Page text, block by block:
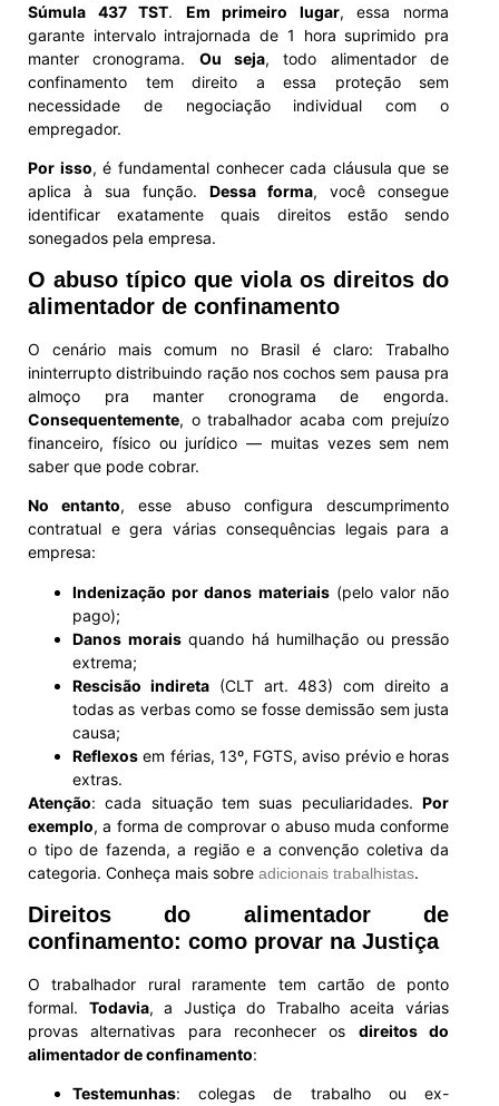
Súmula 437 TST. Em primeiro lugar, essa norma
garante intervalo intrajornada de 1 hora suprimido pra
manter cronograma. Ou seja, todo alimentador de
confinamento tem direito a essa proteção sem
necessidade de negociação individual com o
empregador.
Por isso, é fundamental conhecer cada cláusula que se
aplica à sua função. Dessa forma, você consegue
identificar exatamente quais direitos estão sendo
sonegados pela empresa.
O abuso típico que viola os direitos do
alimentador de confinamento
O cenário mais comum no Brasil é claro: Trabalho
ininterrupto distribuindo ração nos cochos sem pausa pra
almoço pra manter cronograma de engorda.
Consequentemente, o trabalhador acaba com prejuízo
financeiro, físico ou jurídico — muitas vezes sem nem
saber que pode cobrar.
No entanto, esse abuso configura descumprimento
contratual e gera várias consequências legais para a
empresa:
Indenização por danos materiais(pelo valor não
pago);
Danos moraisquando há humilhação ou pressão
extrema;
Rescisão indireta(CLT art. 483) com direito a
todas as verbas como se fosse demissão sem justa
causa;
Reflexos em férias, 13º, FGTS, aviso prévio e horas
extras.
Atenção: cada situação tem suas peculiaridades. Por
exemplo, a forma de comprovar o abuso muda conforme
o tipo de fazenda, a região e a convenção coletiva da
categoria. Conheça mais sobre adicionais trabalhistas.
Direitos do alimentador de
confinamento: como provar na Justiça
O trabalhador rural raramente tem cartão de ponto
formal. Todavia, a Justiça do Trabalho aceita várias
provas alternativas para reconhecer os direitos do
alimentador de confinamento:
Testemunhas: colegas de trabalho ou ex-